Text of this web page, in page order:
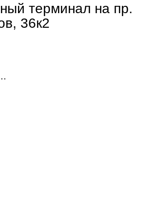
терминал на пр.
36к2